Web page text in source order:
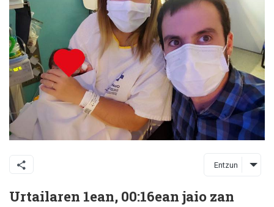
Entzun
Urtailaren 1ean, 00:16ean jaio zan